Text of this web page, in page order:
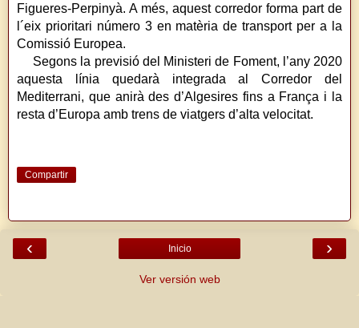
Figueres-Perpinyà. A més, aquest corredor forma part de
l´eix prioritari número 3 en matèria de transport per a la
Comissió Europea.
Segons la previsió del Ministeri de Foment, l’any 2020
aquesta línia quedarà integrada al Corredor del
Mediterrani, que anirà des d’Algesires fins a França i la
resta d’Europa amb trens de viatgers d’alta velocitat.
Compartir
‹ ›
Inicio
Ver versión web